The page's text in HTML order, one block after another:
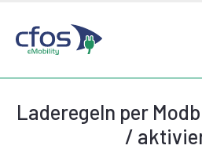
Laderegeln per
/